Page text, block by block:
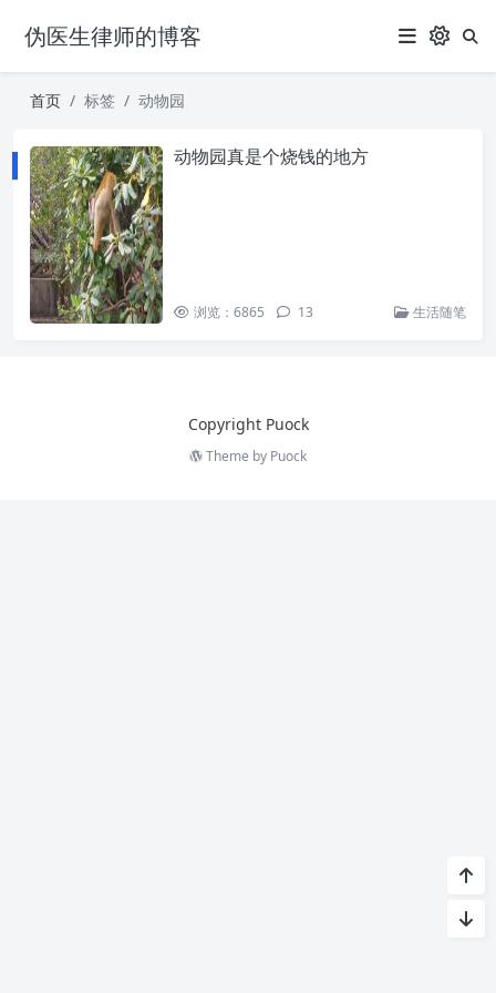
伪医生律师的博客
首页 标签 动物园
动物园真是个烧钱的地方
浏览：6865 13 生活随笔
Copyright Puock
Theme by Puock